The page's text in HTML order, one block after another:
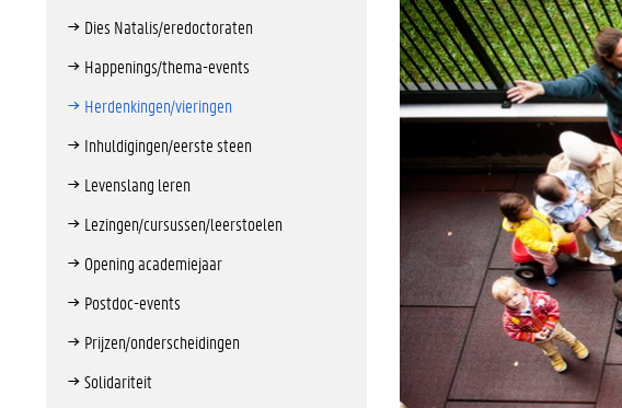
Dies Natalis/eredoctoraten
Happenings/thema-events
Herdenkingen/vieringen
Inhuldigingen/eerste steen
Levenslang leren
Lezingen/cursussen/leerstoelen
Opening academiejaar
Postdoc-events
Prijzen/onderscheidingen
Solidariteit